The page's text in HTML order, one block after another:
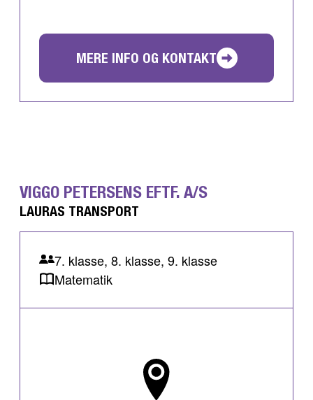
MERE INFO OG KONTAKT
VIGGO PETERSENS EFTF. A/S
LAURAS TRANSPORT
7. klasse, 8. klasse, 9. klasse
Matematik